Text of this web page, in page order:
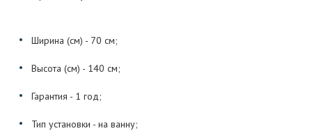
Ширина (см) - 70 см;
Высота (см) - 140 см;
Гарантия - 1 год;
Тип установки - на ванну;